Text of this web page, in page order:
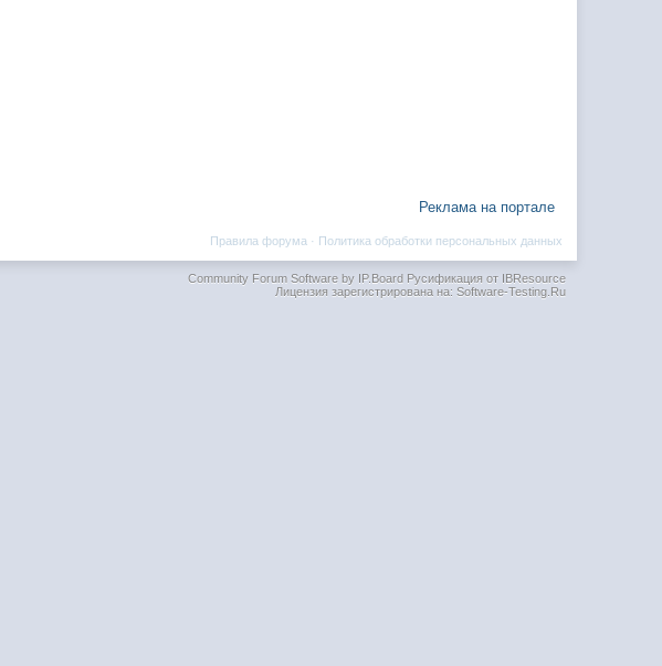
Реклама на портале
Политика обработки персональных данных
Правила форума ·
Community Forum Software by IP.BoardРусификация от IBResource
Лицензия зарегистрирована на: Software-Testing.Ru